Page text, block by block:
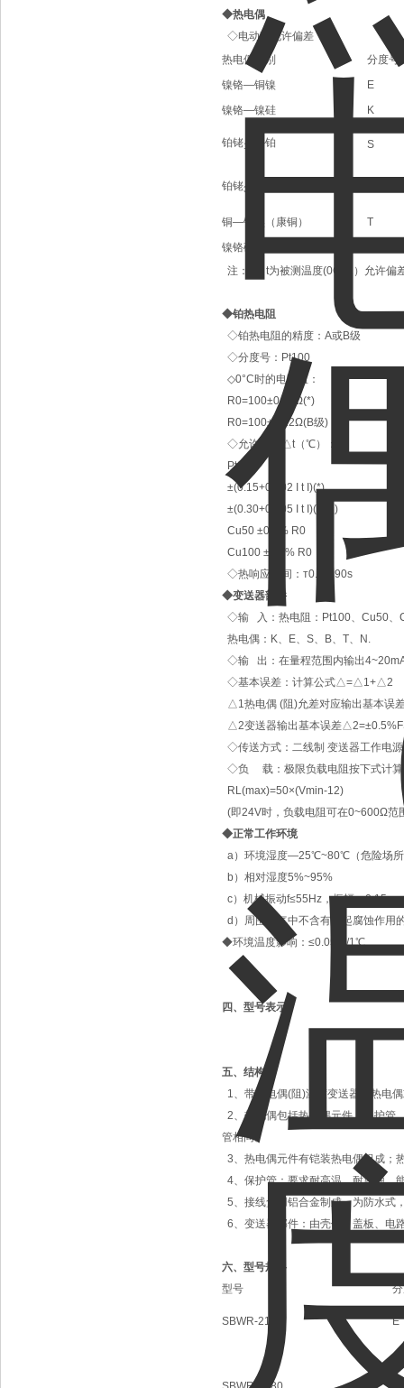
◆热电偶
◇电动势允许偏差
热电偶类别
分度号
镍铬—铜镍
E
镍铬—镍硅
K
铂铑10 —铂 S
铂铑30
铜—铜镍（康铜）
T
镍铬硅—镍硅
注：1）t为被测温度(0C) 2）允许偏
◆铂热电阻
◇铂热电阻的精度：A或B级
◇分度号：Pt100
◇0°C时的电阻值：
R0=100±0.06Ω(*)
R0=100±0.12Ω(B级)
◇允许偏差△t（℃）：
Pt100
±(0.15+0.002 I t I)(*)
±(0.30+0.005 I t I)(B级)
Cu50 ±0.1% R0
Cu100 ±0.1% R0
◇热响应时间：т0.5＜90s
◆变送器部件
◇输 入：热电阻：Pt100、Cu50、
热电偶：K、E、S、B、T、N.
◇输 出：在量程范围内输出
◇基本误差：计算公式△=△1+△2
△1热电偶 (阻)允差对应输出基本误
△2变送器输出基本误差
◇传送方式：二线制 变送器工作电
◇负 载：极限负载电阻按下式计
RL(max)=50×(Vmin-12)
(即24V时，负载电阻可在0~600Ω范
◆正常工作环境
a）环境湿度—25℃~80℃（危险场
b）相对湿度5%~95%
c）机械振动f≤55Hz，振幅＜0.15mm
d）周围空气中不含有引起腐蚀作用
◆环境温度影响：≤0.05%/1℃
四、型号表示
五、结构
1、带热电偶(阻)温度变送器由热电
2、热电偶包括热电偶元件、保护管
管相同。
3、热电偶元件有铠装热电偶组成；
4、保护管：要求耐高温、耐腐蚀，
5、接线盒用铝合金制成，为防水式
6、变送器部件：由壳体、盖板、电
六、型号规格
型号
SBWR-2180 E